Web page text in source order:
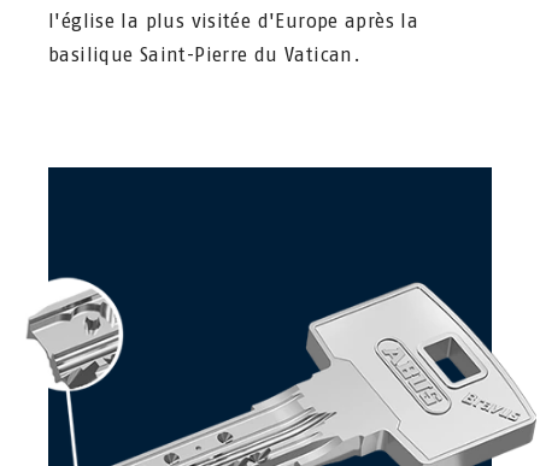
l'église la plus visitée d'Europe après la
basilique Saint-Pierre du Vatican.